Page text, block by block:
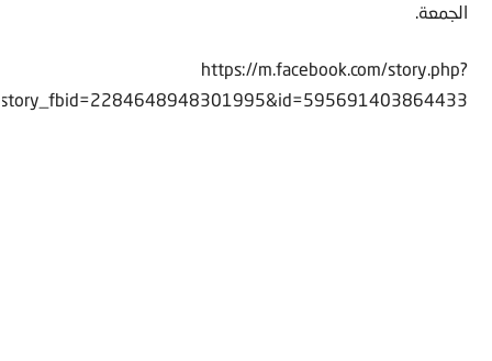
الجمعة.
https://m.facebook.com/story.php?
story_fbid=2284648948301995&id=595691403864433